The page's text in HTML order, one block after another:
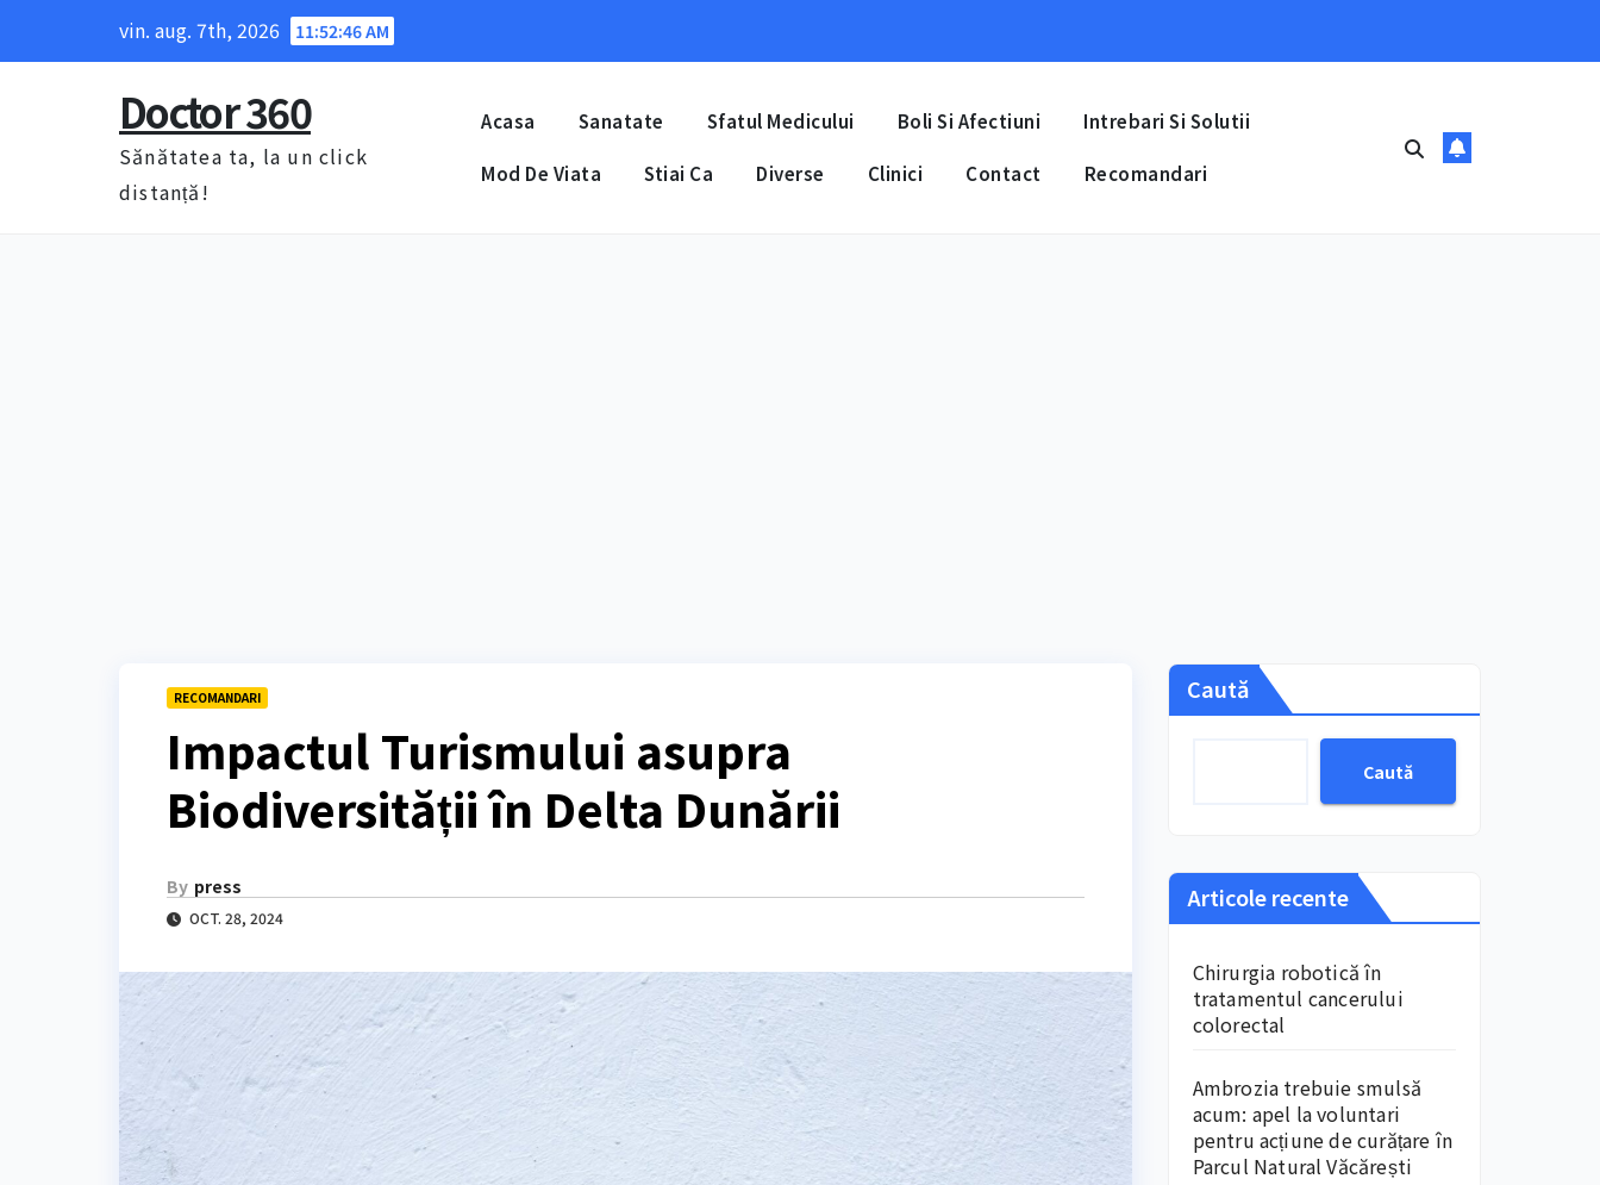
vin. aug. 7th, 2026 11:52:47 AM
Doctor 360
Sănătatea ta, la un click
distanță!
Acasa Sanatate Sfatul Medicului Boli Si Afectiuni Intrebari Si Solutii
Mod De Viata Stiai Ca Diverse Clinici Contact Recomandari
RECOMANDARI
Impactul Turismului asupra
Biodiversității în Delta Dunării
By press
OCT. 28, 2024
Caută
Caută
Articole recente
Chirurgia robotică în
tratamentul cancerului
colorectal
Ambrozia trebuie smulsă
acum: apel la voluntari
pentru acțiune de curățare în
Parcul Natural Văcărești